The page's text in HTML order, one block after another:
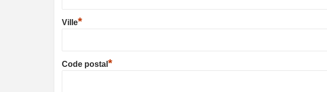
Ville*
Code postal *